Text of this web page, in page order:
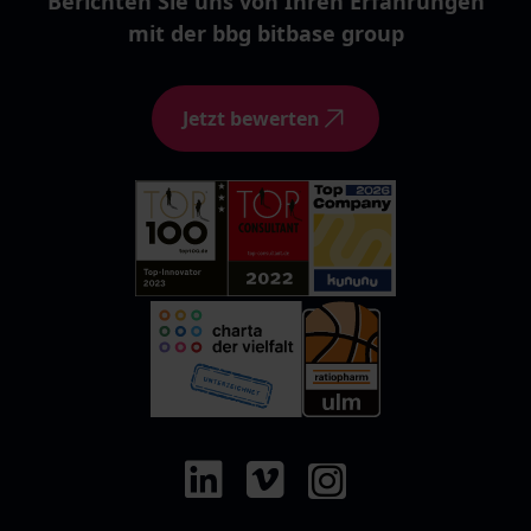
mit der bbg bitbase group
Jetzt bewerten